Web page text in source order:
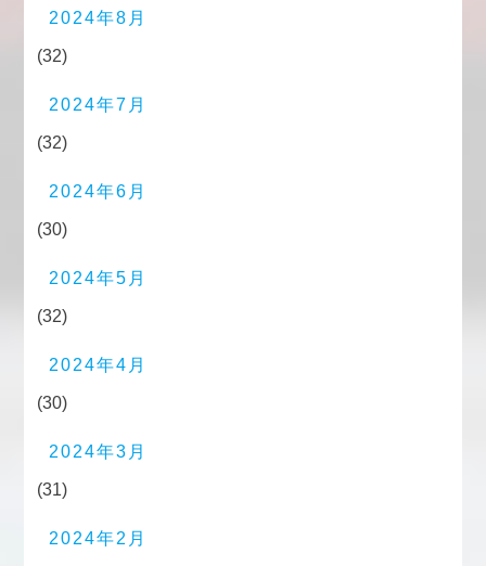
2024年8月
(32)
2024年7月
(32)
2024年6月
(30)
2024年5月
(32)
2024年4月
(30)
2024年3月
(31)
2024年2月